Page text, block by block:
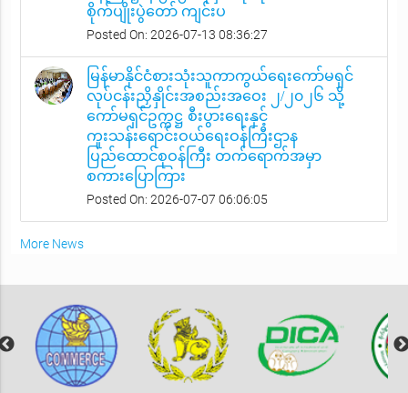
စိုက်ပျိုးပွဲတော် ကျင်းပ
Posted On: 2026-07-13 08:36:27
မြန်မာနိုင်ငံစားသုံးသူကာကွယ်ရေးကော်မရှင်
လုပ်ငန်းညှိနှိုင်းအစည်းအဝေး ၂/၂၀၂၆ သို့
ကော်မရှင်ဥက္ကဋ္ဌ စီးပွားရေးနှင့်
ကူးသန်းရောင်းဝယ်ရေးဝန်ကြီးဌာန
ပြည်ထောင်စုဝန်ကြီး တက်ရောက်အမှာ
စကားပြောကြား
Posted On: 2026-07-07 06:06:05
More News